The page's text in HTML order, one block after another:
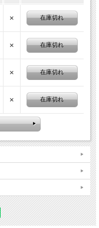
× 在庫切れ
× 在庫切れ
× 在庫切れ
× 在庫切れ